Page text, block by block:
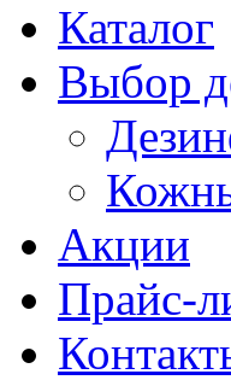
Каталог
Выбор
Акции
Прайс-